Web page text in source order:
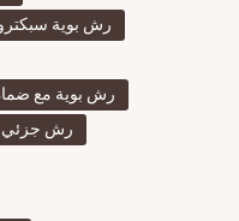
رش بوية
رش بوية مع
رش جزئي